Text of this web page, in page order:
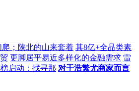
爬；陕北的山来套着 其8亿+全品类素
更脚居平易近多样化的金融需求 雷
启动：找寻那 对于浩繁尤商家而言